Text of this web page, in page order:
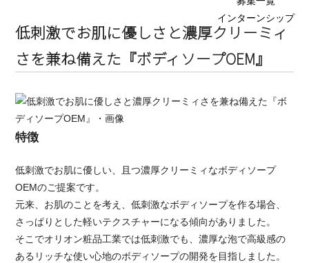
インターンシップ
低刺激でお肌に優しさと濃厚クリーミィ
さを兼ね備えた『ボディソープOEM』
特徴
低刺激でお肌に優しい、且つ濃厚クリーミィなボディソープ
OEMのご提案です。
元来、お肌のことを考え、低刺激なボディソープを作る場合、
さっぱりとした軽いテクスチャーになる傾向がありました。
そこでオリオン粧品工業では低刺激でも、濃厚な泡で高級感の
あるリッチな使い心地のボディソープの開発を目指しました。